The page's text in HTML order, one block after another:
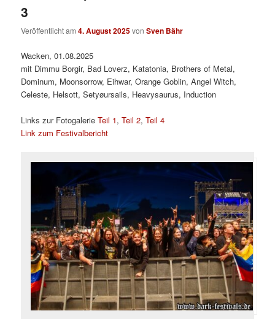
3
Veröffentlicht am4. August 2025vonSven Bähr
Wacken, 01.08.2025
mit Dimmu Borgir, Bad Loverz, Katatonia, Brothers of Metal,
Dominum, Moonsorrow, Eihwar, Orange Goblin, Angel Witch,
Celeste, Helsott, Setyøursails, Heavysaurus, Induction
Links zur FotogalerieTeil 1,Teil 2,Teil 4
Link zum Festivalbericht